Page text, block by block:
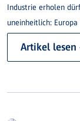
Industrie erholen
uneinheitlich:
Artikel